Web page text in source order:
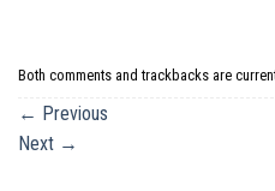
Both comments and trackbacks are
← Previous
Next →